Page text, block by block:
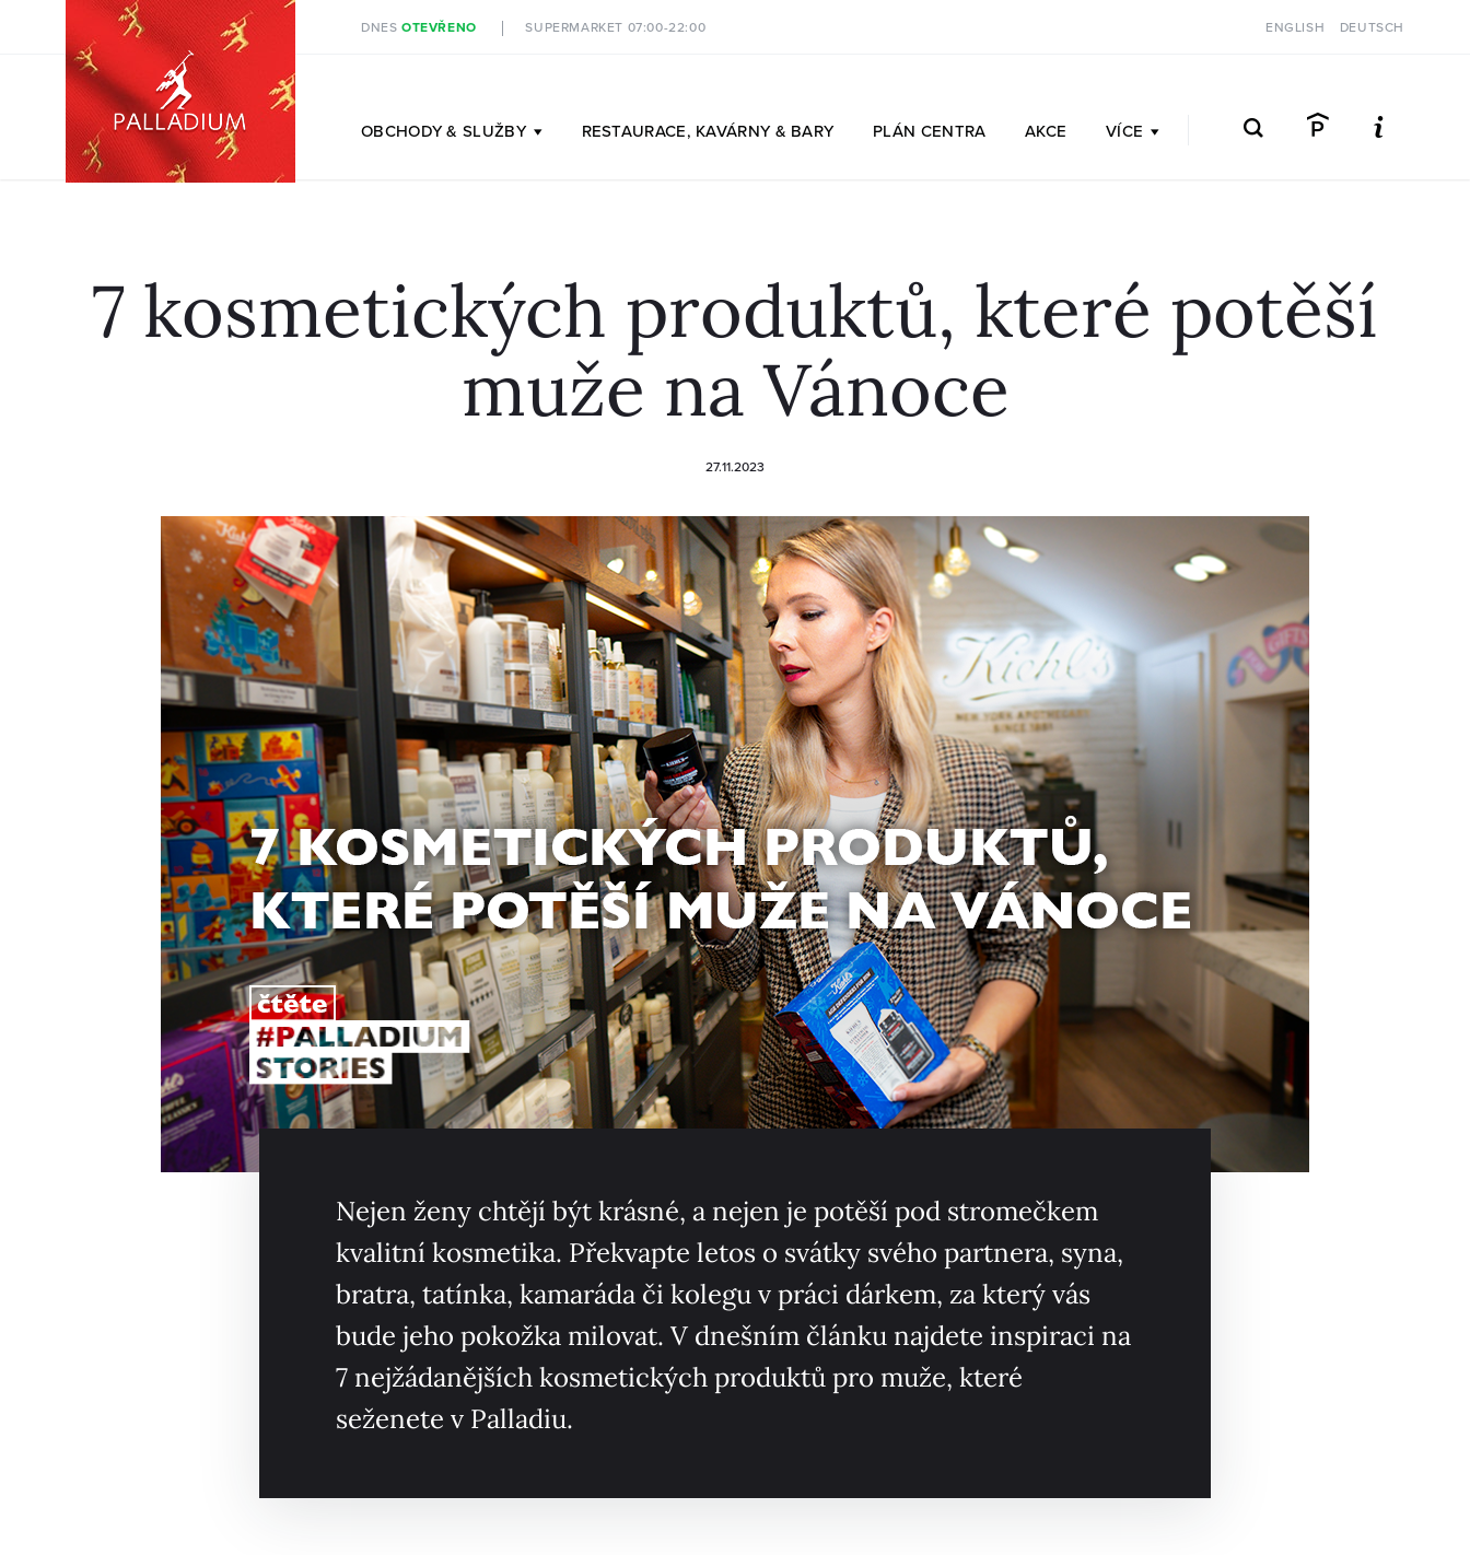
DNES OTEVŘENO SUPERMARKET 07:00-22:00 ENGLISH DEUTSCH
CS
OBCHODY& SLUŽBY RESTAURACE, KAVÁRNY & BARY PLÁN CENTRA AKCE VÍCE
7 kosmetických produktů, které potěší
muže na Vánoce
27.11.2023
Nejen ženy chtějí být krásné, a nejen je potěší pod stromečkem
kvalitní kosmetika. Překvapte letos o svátky svého partnera, syna,
bratra, tatínka, kamaráda či kolegu v práci dárkem, za který vás
bude jeho pokožka milovat. V dnešním článku najdete inspiraci na
7 nejžádanějších kosmetických produktů pro muže, které
seženete v Palladiu.